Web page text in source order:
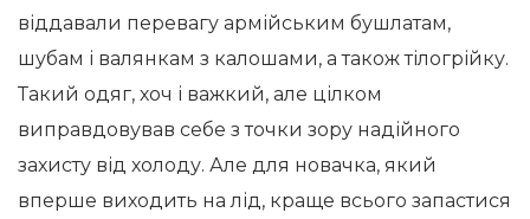
віддавали перевагу армійським бушлатам,
шубам і валянкам з калошами, а також тілогрійку.
Такий одяг, хоч і важкий, але цілком
виправдовував себе з точки зору надійного
захисту від холоду. Але для новачка, який
вперше виходить на лід, краще всього запастися